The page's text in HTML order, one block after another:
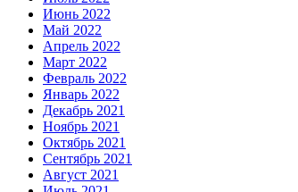
Июнь 2022
Май 2022
Апрель 2022
Март 2022
Февраль 2022
Январь 2022
Декабрь 2021
Ноябрь 2021
Октябрь 2021
Сентябрь 2021
Август 2021